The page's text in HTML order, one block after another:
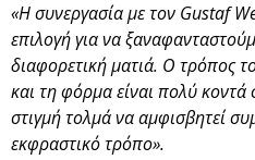
«Η συνεργασία με τον Gustaf
επιλογή για να
διαφορετική ματιά. Ο τρόπος
και τη φόρμα είναι πολύ κοντά
στιγμή τολμά να αμφισβητεί
εκφραστικό τρόπο».